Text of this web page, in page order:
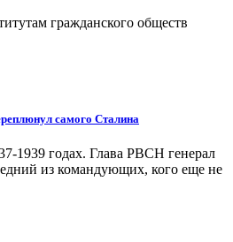
гражданского обществ
самого Сталина
1939 годах. Глава РВСН генерал
из командующих, кого еще не